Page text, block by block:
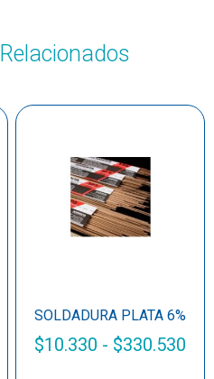
Relacionados
SOLDADURA PLATA 6%
$10.330 - $330.530